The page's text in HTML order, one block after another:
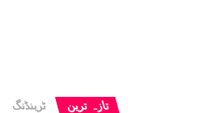
تازہ ترین ٹرینڈنگ